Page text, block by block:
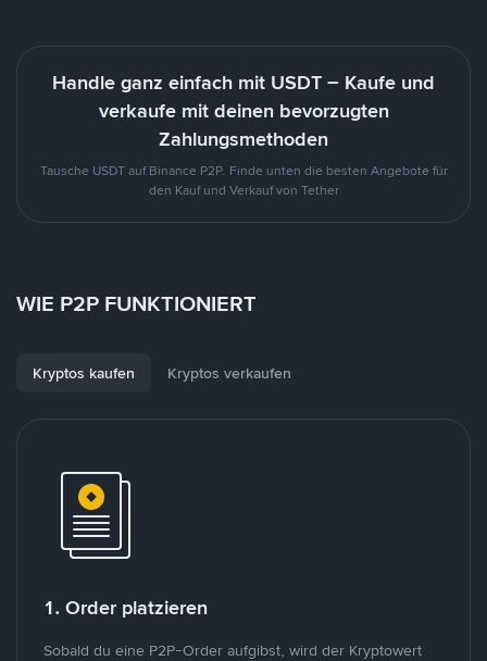
Handle ganz einfach mit USDT – Kaufe und
verkaufe mit deinen bevorzugten
Zahlungsmethoden
Tausche USDT auf Binance P2P. Finde unten die besten Angebote für
den Kauf und Verkauf von Tether
WIE P2P FUNKTIONIERT
Kryptos kaufen Kryptos verkaufen
1. Order platzieren
Sobald du eine P2P-Order aufgibst, wird der Kryptowert